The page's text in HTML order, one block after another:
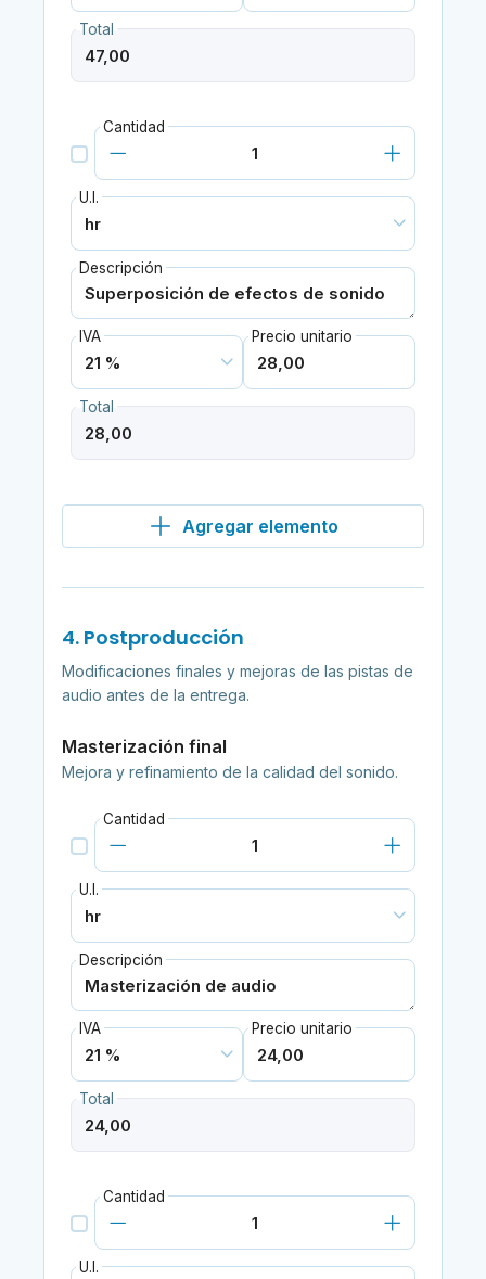
Total
Cantidad
U.I.
Descripción
IVA Precio unitario
Total
Agregar elemento
4. Postproducción
Modificaciones finales y mejoras de las pistas de
audio antes de la entrega.
Masterización final
Mejora y refinamiento de la calidad del sonido.
Cantidad
U.I.
Descripción
IVA Precio unitario
Total
Cantidad
U.I.